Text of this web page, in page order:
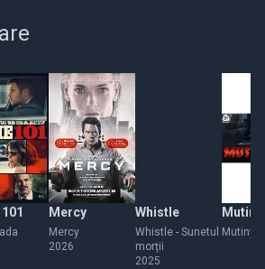
Mercy
Mercy
2026
Whistle
Whistle - Sunetul
morții
2025
Mutiny
Mutiny